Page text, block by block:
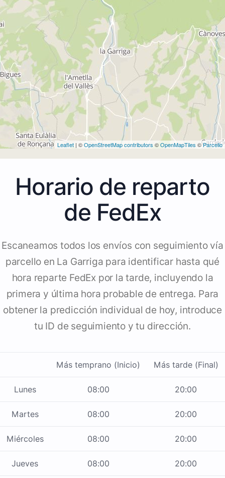
Leaflet | ©OpenStreetMap contributors ©OpenMapTiles ©Parcello
Horario de reparto
de FedEx
Escaneamos todos los envíos con seguimiento vía
parcello en La Garriga para identificar hasta qué
hora reparte FedEx por la tarde, incluyendo la
primera y última hora probable de entrega. Para
obtener la predicción individual de hoy, introduce
tu ID de seguimiento y tu dirección.
Más temprano (Inicio) Más tarde (Final)
Lunes 08:00 20:00
Martes 08:00 20:00
Miércoles 08:00 20:00
Jueves 08:00 20:00